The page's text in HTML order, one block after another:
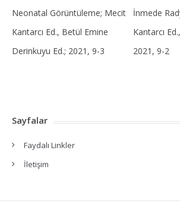
Neonatal Görüntüleme; Mecit
Kantarcı Ed., Betül Emine
Derinkuyu Ed.; 2021, 9-3
İnmede
Kantarcı
2021, 9-2
Sayfalar
Faydalı Linkler
İletişim